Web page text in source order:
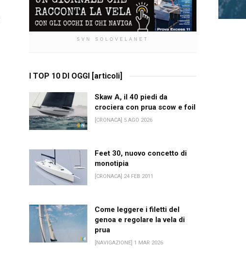
SVN SOLOVELANET
I TOP 10 DI OGGI [articoli]
Skaw A, il 40 piedi da
crociera con prua scow e foil
[CRONACA] 5 AGO 2026
Feet 30, nuovo concetto di
monotipia
[CRONACA] 24 FEB 2011
Come leggere i filetti del
genoa e regolare la vela di
prua
[NAVIGAZIONE] 1 MAR 2026